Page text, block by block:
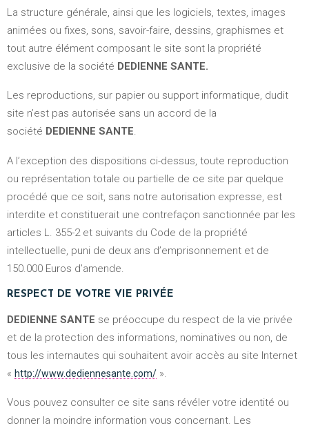
La structure générale, ainsi que les logiciels, textes, images
animées ou fixes, sons, savoir-faire, dessins, graphismes et
tout autre élément composant le site sont la propriété
exclusive de la société DEDIENNE SANTE.
Les reproductions, sur papier ou support informatique, dudit
site n’est pas autorisée sans un accord de la
société DEDIENNE SANTE.
A l’exception des dispositions ci-dessus, toute reproduction
ou représentation totale ou partielle de ce site par quelque
procédé que ce soit, sans notre autorisation expresse, est
interdite et constituerait une contrefaçon sanctionnée par les
articles L. 355-2 et suivants du Code de la propriété
intellectuelle, puni de deux ans d’emprisonnement et de
150.000 Euros d’amende.
RESPECT DE VOTRE VIE PRIVÉE
DEDIENNE SANTE se préoccupe du respect de la vie privée
et de la protection des informations, nominatives ou non, de
tous les internautes qui souhaitent avoir accès au site Internet
« http://www.dediennesante.com/ ».
Vous pouvez consulter ce site sans révéler votre identité ou
donner la moindre information vous concernant. Les